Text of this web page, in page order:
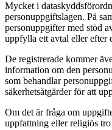
Mycket i
personuppgiftslagen. På
personuppgifter med stöd
uppfylla ett avtal eller efter
De registrerade kommer
information om den
som behandlar
säkerhetsåtgärder för att
Om det är fråga om
uppfattning eller religiös